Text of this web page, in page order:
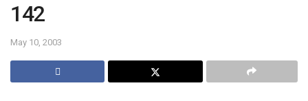
142
May 10, 2003